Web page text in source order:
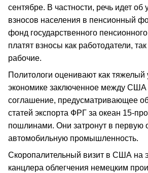
сентябре. В частности, речь идет об
взносов населения в пенсионный
фонд государственного
платят взносы как работодатели,
рабочие.
Политологи оценивают как тяжелый
экономике заключенное между США
соглашение, предусматривающее
статей экспорта ФРГ за океан 15-
пошлинами. Они затронут в первую
автомобильную промышленность.
Скоропалительный визит в США на
канцлера облегчения немецким